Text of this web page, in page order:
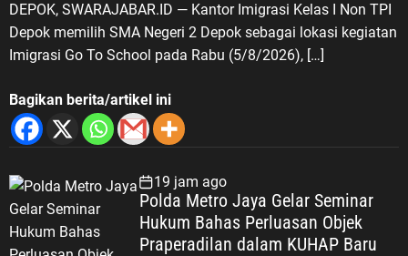
DEPOK, SWARAJABAR.ID — Kantor Imigrasi Kelas I Non TPI
Depok memilih SMA Negeri 2 Depok sebagai lokasi kegiatan
Imigrasi Go To School pada Rabu (5/8/2026), […]
Bagikan berita/artikel ini
19 jam ago
Polda Metro Jaya Gelar Seminar
Hukum Bahas Perluasan Objek
Praperadilan dalam KUHAP Baru